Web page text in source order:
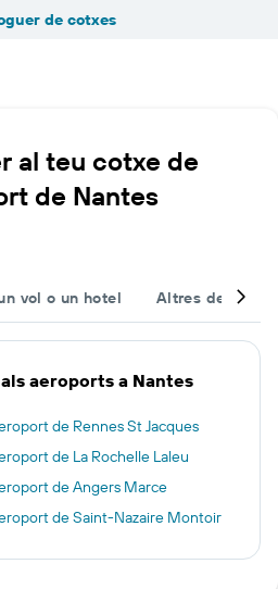
de cotxes
al teu cotxe de
de Nantes
vol o un hotel Altres
aeroports a Nantes
de Rennes St Jacques
de La Rochelle Laleu
de Angers Marce
de Saint-Nazaire Montoir